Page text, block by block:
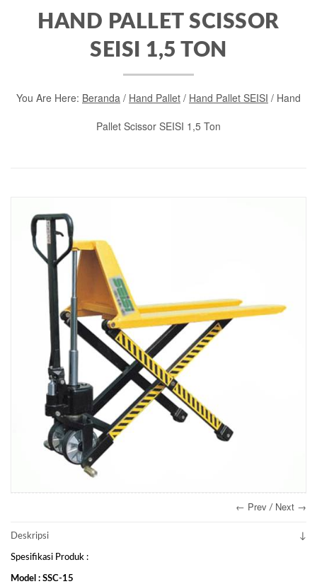
HAND PALLET SCISSOR
SEISI 1,5 TON
You Are Here: Beranda / Hand Pallet / Hand Pallet SEISI / Hand
Pallet Scissor SEISI 1,5 Ton
← Prev / Next →
Deskripsi
Spesifikasi Produk :
Model : SSC-15